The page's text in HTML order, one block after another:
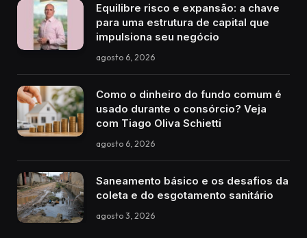
Equilibre risco e expansão: a chave
para uma estrutura de capital que
impulsiona seu negócio
agosto 6, 2026
Como o dinheiro do fundo comum é
usado durante o consórcio? Veja
com Tiago Oliva Schietti
agosto 6, 2026
Saneamento básico e os desafios da
coleta e do esgotamento sanitário
agosto 3, 2026